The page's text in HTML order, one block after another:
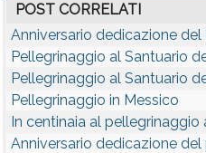
POST CORRELATI
Anniversario dedicazione
Pellegrinaggio al Santuario
Pellegrinaggio al Santuario
Pellegrinaggio in Messico
In centinaia al pellegrinaggio
Anniversario dedicazione